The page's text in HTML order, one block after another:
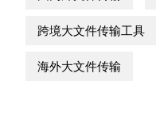
跨境大文件传输工具
海外大文件传输